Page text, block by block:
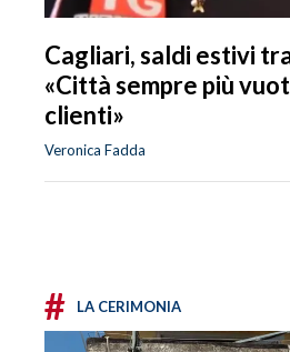
Cagliari, saldi estivi
«Città sempre più
clienti»
Veronica Fadda
# LA CERIMONIA